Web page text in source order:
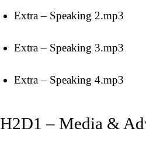
Extra – Speaking 2.mp3
Extra – Speaking 3.mp3
Extra – Speaking 4.mp3
H2D1 – Media &